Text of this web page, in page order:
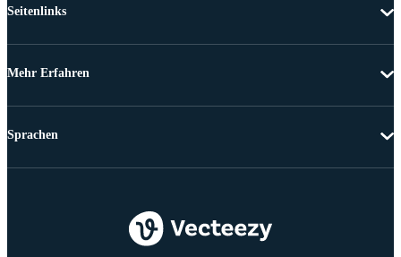
Seitenlinks
Mehr Erfahren
Sprachen